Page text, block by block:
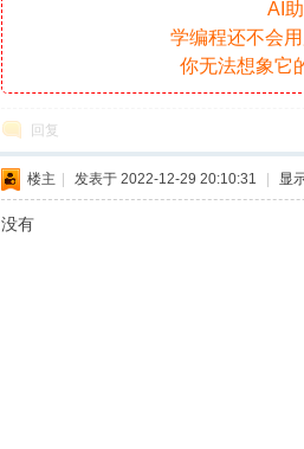
AI
学编程还不会
你无法想象它
回复
楼主 发表于 2022-12-29 20:10:31 显
没有